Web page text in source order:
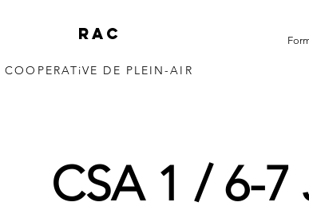
RAC
COOPERATiVE DE PLEIN-AIR
CSA 1 / 6-7